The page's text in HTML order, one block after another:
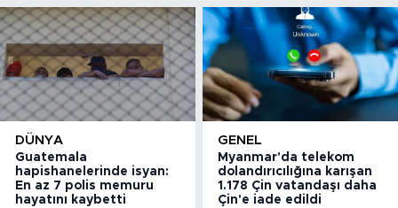
DÜNYA
Guatemala
hapishanelerinde isyan:
En az 7 polis memuru
hayatını kaybetti
GENEL
Myanmar'da telekom
dolandırıcılığına karışan
1.178 Çin vatandaşı daha
Çin'e iade edildi